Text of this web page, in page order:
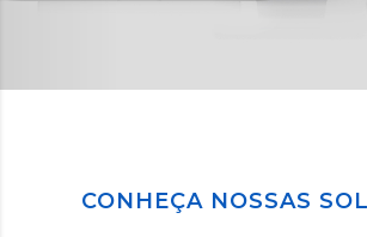
CONHEÇA NOSSAS